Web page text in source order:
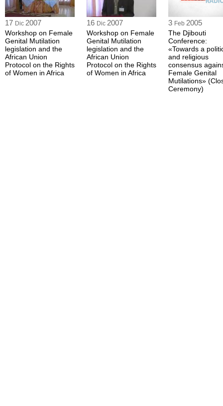
17 Dic 2007
Workshop on Female
Genital Mutilation
legislation and the
African Union
Protocol on the Rights
of Women in Africa
16 Dic 2007
Workshop on Female
Genital Mutilation
legislation and the
African Union
Protocol on the Rights
of Women in Africa
3 Feb 2005
The Djibouti
Conference:
«Towards a
and religious
consensus
Female Genital
Mutilations»
Ceremony)